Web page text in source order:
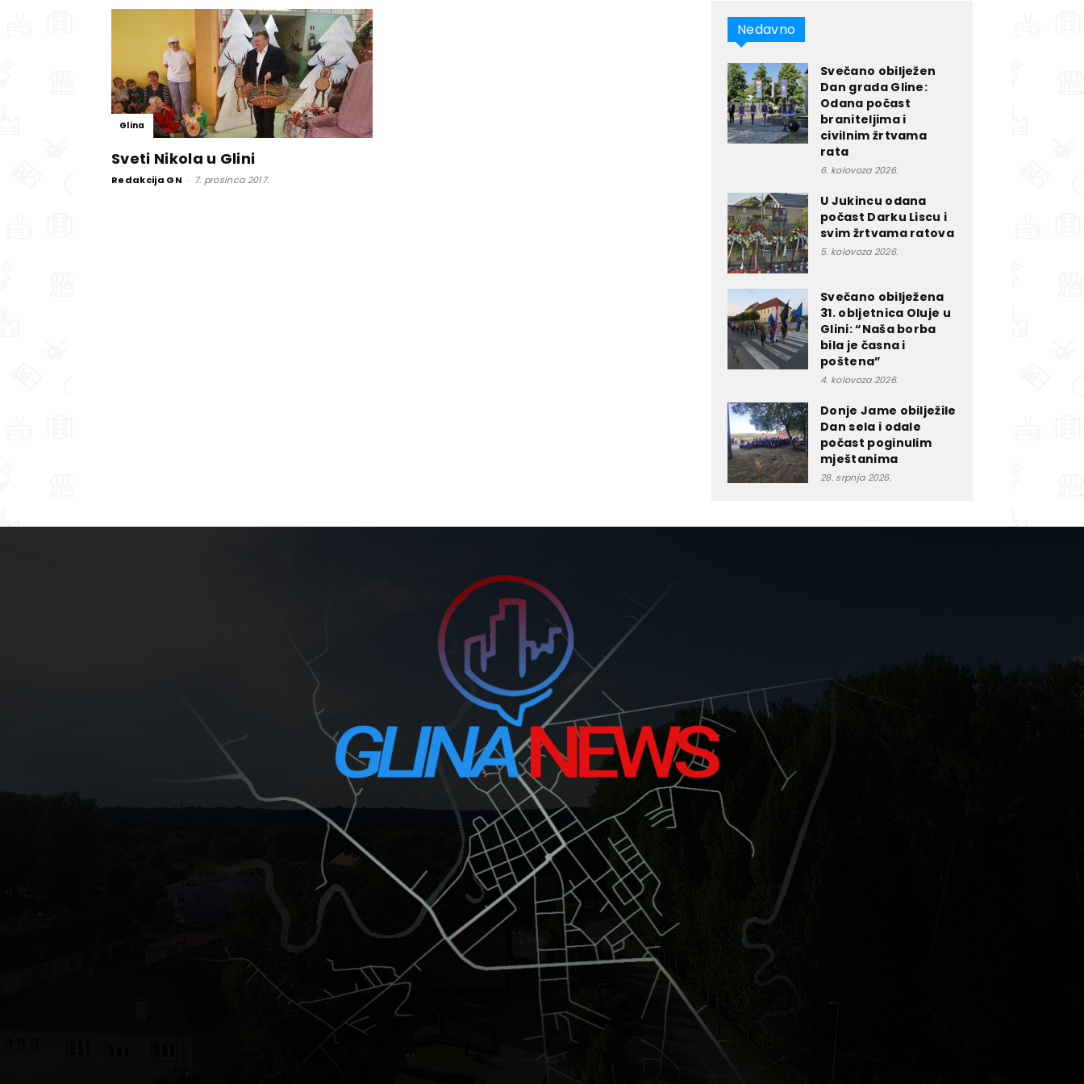
Glina
Sveti Nikola u Glini
Redakcija GN - 7. prosinca 2017.
Nedavno
Svečano obilježen
Dan grada Gline:
Odana počast
braniteljima i
civilnim žrtvama
rata
6. kolovoza 2026.
U Jukincu odana
počast Darku Liscu i
svim žrtvama ratova
5. kolovoza 2026.
Svečano obilježena
31. obljetnica Oluje u
Glini: “Naša borba
bila je časna i
poštena”
4. kolovoza 2026.
Donje Jame obilježile
Dan sela i odale
počast poginulim
mještanima
28. srpnja 2026.